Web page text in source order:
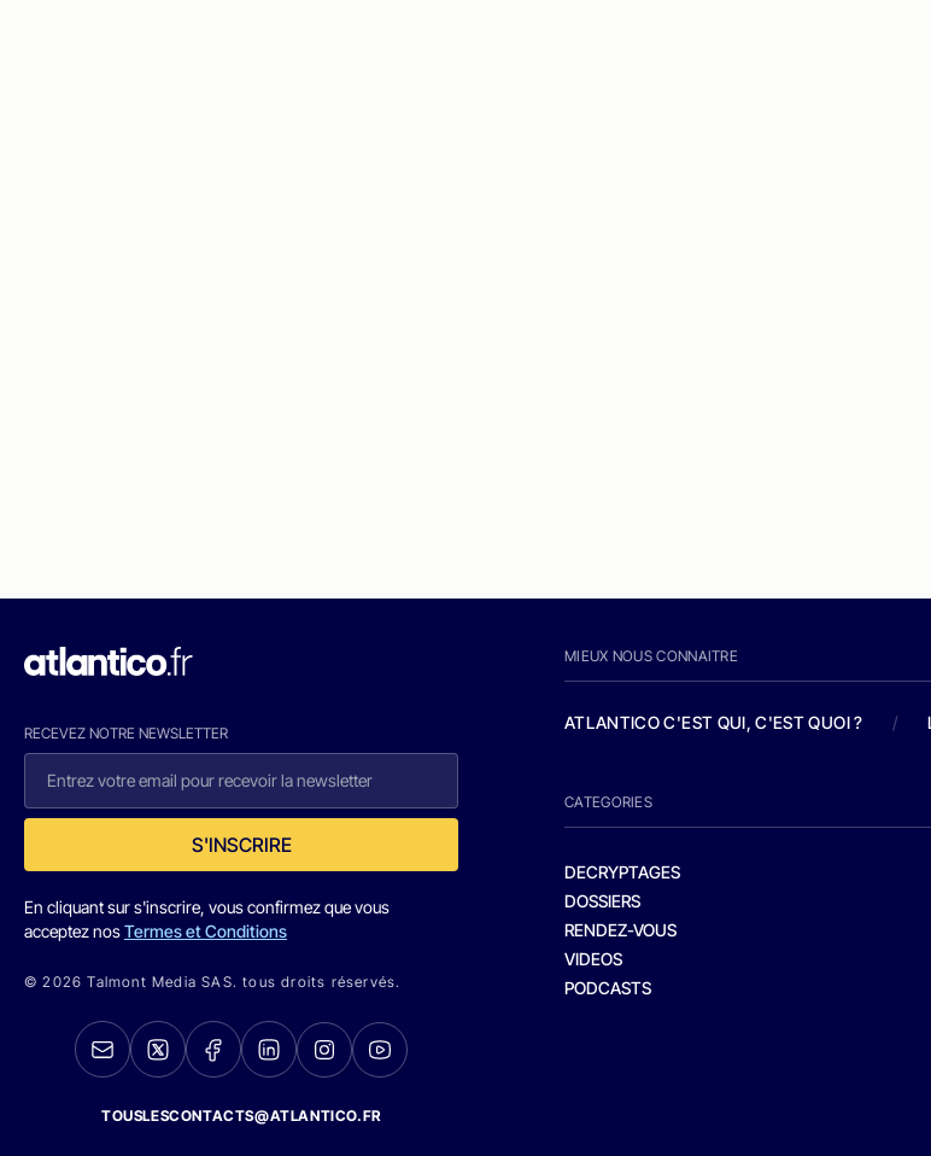
RECEVEZ NOTRE NEWSLETTER
S'INSCRIRE
En cliquant sur s'inscrire, vous confirmez que vous
acceptez nosTermes et Conditions
© 2026 Talmont Media SAS. tous droits réservés.
TOUSLESCONTACTS@ATLANTICO.FR
MIEUX NOUS CONNAITRE
ATLANTICO C'EST QUI, C'EST QUOI ? /
CATEGORIES
DECRYPTAGES
DOSSIERS
RENDEZ-VOUS
VIDEOS
PODCASTS